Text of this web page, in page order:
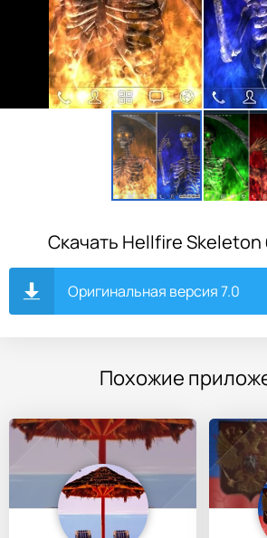
Скачать Hellfire Skeleton
Оригинальная версия 7.0
Похожие